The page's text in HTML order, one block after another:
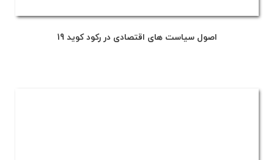
اصول سیاست های اقتصادی در رکود کوید 19